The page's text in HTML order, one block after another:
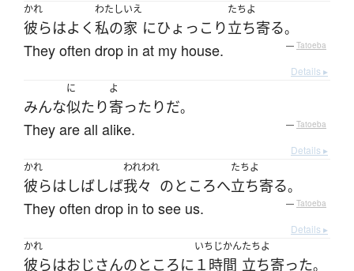
かれ
彼らはよく
わたし
私の
いえ
家 にひょっこり
たちよ
立ち寄る。
They often drop in at my house. — Tatoeba
Details ▸
みんな
に
似たり
よ
寄ったりだ。
They are all alike. — Tatoeba
Details ▸
かれ
彼らは しばしば
われわれ
我々 のところへ
たちよ
立ち寄る。
They often drop in to see us. — Tatoeba
Details ▸
かれ
彼らはおじさんのところに
いちじかん
１時間
たちよ
立ち寄った。